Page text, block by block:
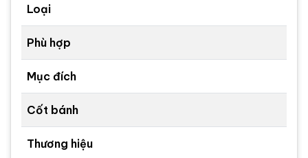
Loại
Phù hợp
Mục đích
Cốt bánh
Thương hiệu